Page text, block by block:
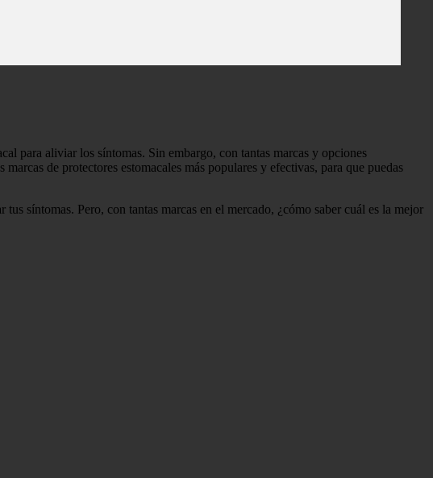
para aliviar los síntomas. Sin embargo, con tantas marcas y opciones
de protectores estomacales más populares y efectivas, para que puedas
síntomas. Pero, con tantas marcas en el mercado, ¿cómo saber cuál es la mejor